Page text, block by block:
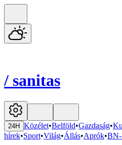
/ sanitas
24H Közélet•Belföld•Gazdaság•
hírek•Sport•Világ•Állás•Aprók•